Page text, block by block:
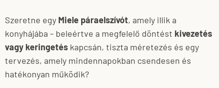
Szeretne egy Miele páraelszívót, amely illik a
konyhájába – beleértve a megfelelő döntést kivezetés
vagy keringetés kapcsán, tiszta méretezés és egy
tervezés, amely mindennapokban csendesen és
hatékonyan működik?